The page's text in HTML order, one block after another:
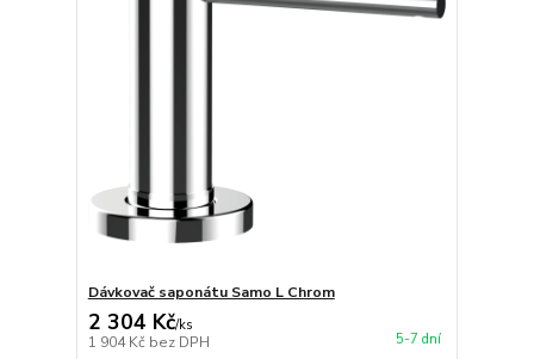
Dávkovač saponátu Samo L Chrom
2 304 Kč/ks
1 904 Kč bez DPH 5-7 dní